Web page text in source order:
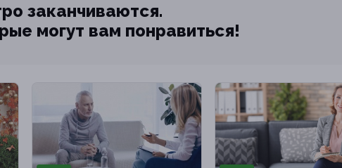
заканчиваются.
могут вам понравиться!